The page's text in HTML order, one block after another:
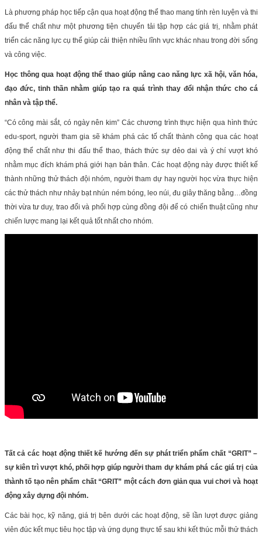
Là phương pháp học tiếp cận qua hoạt động thể thao mang tính rèn luyện và thi
đấu thể chất như một phương tiện chuyển tải tập hợp các giá trị, nhằm phát
triển các năng lực cụ thể giúp cải thiện nhiều lĩnh vực khác nhau trong đời sống
và công việc.
Học thông qua hoạt động thể thao giúp nâng cao năng lực xã hội, văn hóa,
đạo đức, tinh thần nhằm giúp tạo ra quá trình thay đổi nhận thức cho cá
nhân và tập thể.
“Có công mài sắt, có ngày nên kim” Các chương trình thực hiện qua hình thức
edu-sport, người tham gia sẽ khám phá các tố chất thành công qua các hoạt
động thể chất như thi đấu thể thao, thách thức sự dẻo dai và ý chí vượt khó
nhằm mục đích khám phá giới hạn bản thân. Các hoạt động này được thiết kế
thành những thử thách đội nhóm, người tham dự hay người học vừa thực hiện
các thử thách như nhảy bạt nhún ném bóng, leo núi, đu giây thăng bằng…đồng
thời vừa tư duy, trao đổi và phối hợp cùng đồng đội để có chiến thuật cũng như
chiến lược mang lại kết quả tốt nhất cho nhóm.
Tất cả các hoạt động thiết kế hướng đến sự phát triển phẩm chất “GRIT” –
sự kiên trì vượt khó, phối hợp giúp người tham dự khám phá các giá trị của
thành tố tạo nên phẩm chất “GRIT” một cách đơn giản qua vui chơi và hoạt
động xây dựng đội nhóm.
Các bài học, kỹ năng, giá trị bên dưới các hoạt động, sẽ lần lượt được giảng
viên đúc kết mục tiêu học tập và ứng dụng thực tế sau khi kết thúc mỗi thử thách